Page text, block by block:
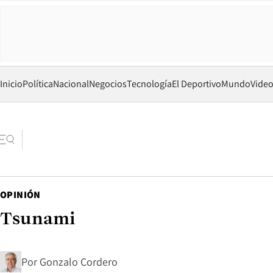
InicioPolíticaNacionalNegociosTecnologíaEl DeportivoMundo
OPINIÓN
Tsunami
Por Gonzalo Cordero